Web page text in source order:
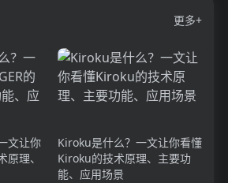
更多+
文让你
原理、
Kiroku是什么？一文让你看懂
Kiroku的技术原理、主要功
能、应用场景